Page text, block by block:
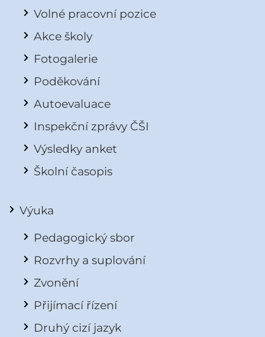
Volné pracovní pozice
Akce školy
Fotogalerie
Poděkování
Autoevaluace
Inspekční zprávy ČŠI
Výsledky anket
Školní časopis
Výuka
Pedagogický sbor
Rozvrhy a suplování
Zvonění
Přijímací řízení
Druhý cizí jazyk